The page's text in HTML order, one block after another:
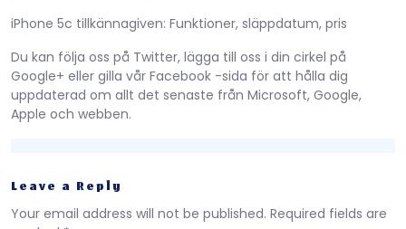
iPhone 5c tillkännagiven: Funktioner, släppdatum, pris
Du kan följa oss på Twitter, lägga till oss i din cirkel på
Google+ eller gilla vår Facebook -sida för att hålla dig
uppdaterad om allt det senaste från Microsoft, Google,
Apple och webben.
Leave a Reply
Your email address will not be published. Required fields are